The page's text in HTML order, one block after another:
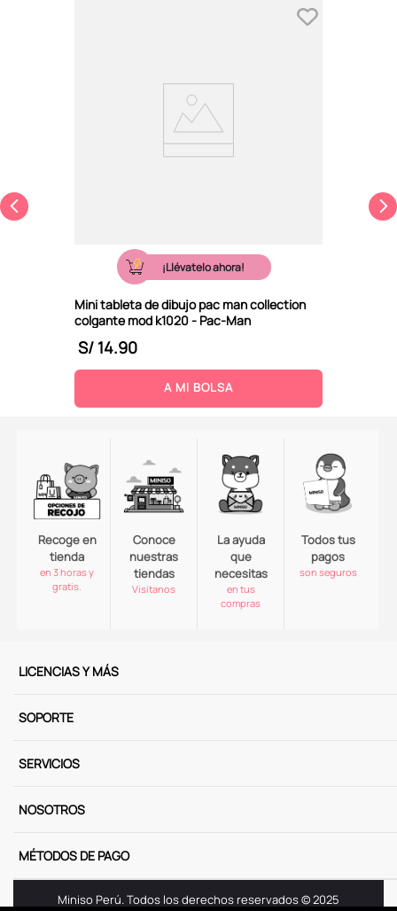
¡Llévatelo ahora!
Mini tableta de dibujo pac man collection
colgante mod k1020 - Pac-Man
S/ 14.90
A MI BOLSA
Recoge en
tienda
en 3 horas y
gratis.
Conoce
nuestras
tiendas
Visitanos
La ayuda
que
necesitas
en tus
compras
Todos tus
pagos
son seguros
LICENCIAS Y MÁS
SOPORTE
SERVICIOS
NOSOTROS
MÉTODOS DE PAGO
Miniso Perú. Todos los derechos reservados © 2025